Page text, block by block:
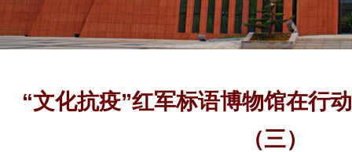
“文化抗疫”红军标语博物馆在
（三）